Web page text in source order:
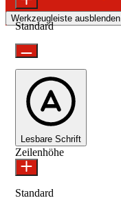
Werkzeugleiste ausblenden
Standard
Lesbare Schrift
Zeilenhöhe
Standard